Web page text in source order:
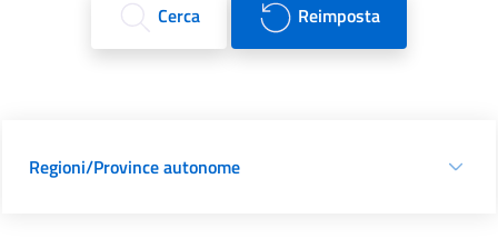
Cerca Reimposta
Regioni/Province autonome